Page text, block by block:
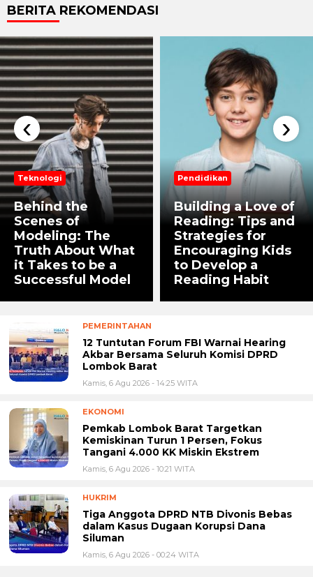
BERITA REKOMENDASI
Teknologi
Behind the
Scenes of
Modeling: The
Truth About What
it Takes to be a
Successful Model
Pendidikan
Building a Love of
Reading: Tips and
Strategies for
Encouraging Kids
to Develop a
Reading Habit
‹ ›
PEMERINTAHAN
12 Tuntutan Forum FBI Warnai Hearing
Akbar Bersama Seluruh Komisi DPRD
Lombok Barat
Kamis, 6 Agu 2026 - 14:25 WITA
EKONOMI
Pemkab Lombok Barat Targetkan
Kemiskinan Turun 1 Persen, Fokus
Tangani 4.000 KK Miskin Ekstrem
Kamis, 6 Agu 2026 - 10:21 WITA
HUKRIM
Tiga Anggota DPRD NTB Divonis Bebas
dalam Kasus Dugaan Korupsi Dana
Siluman
Kamis, 6 Agu 2026 - 00:24 WITA